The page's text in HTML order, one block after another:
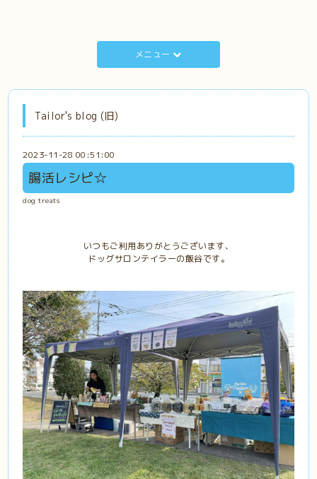
メニュー
Tailor's blog (旧)
2023-11-28 00:51:00
腸活レシピ☆
dog treats
いつもご利用ありがとうございます、
ドッグサロンテイラーの飯谷です。